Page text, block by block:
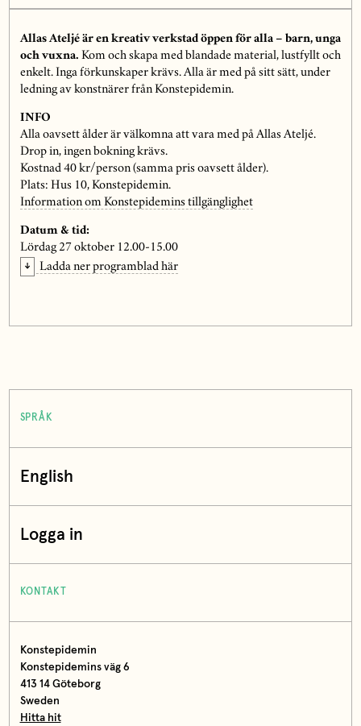
Allas Ateljé är en kreativ verkstad öppen för alla – barn, unga
och vuxna. Kom och skapa med blandade material, lustfyllt och
enkelt. Inga förkunskaper krävs. Alla är med på sitt sätt, under
ledning av konstnärer från Konstepidemin.
INFO
Alla oavsett ålder är välkomna att vara med på Allas Ateljé.
Drop in, ingen bokning krävs.
Kostnad 40 kr/person (samma pris oavsett ålder).
Plats: Hus 10, Konstepidemin.
Information om Konstepidemins tillgänglighet
Datum & tid:
Lördag 27 oktober 12.00-15.00
Ladda ner programblad här
SPRÅK
English
Logga in
KONTAKT
Konstepidemin
Konstepidemins väg 6
413 14 Göteborg
Sweden
Hitta hit